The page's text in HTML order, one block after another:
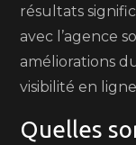
résultats
avec l’agence
améliorations
visibilité en
Quelles